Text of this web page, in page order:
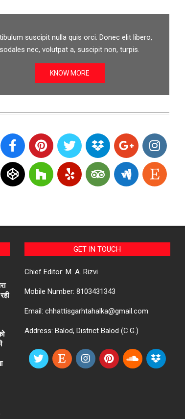
suscipit nulla quis orci. Donec elit libero,
sodales nec, volutpat a, suscipit non, turpis.
KNOW MORE
GET IN TOUCH
Chief Editor: M. A. Rizvi
Mobile Number: 8103431343
Email: chhattisgarhtahalka@gmail.com
Address: Balod, District Balod (C.G.)